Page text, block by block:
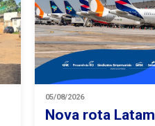
05/08/2026
Nova rota Latam